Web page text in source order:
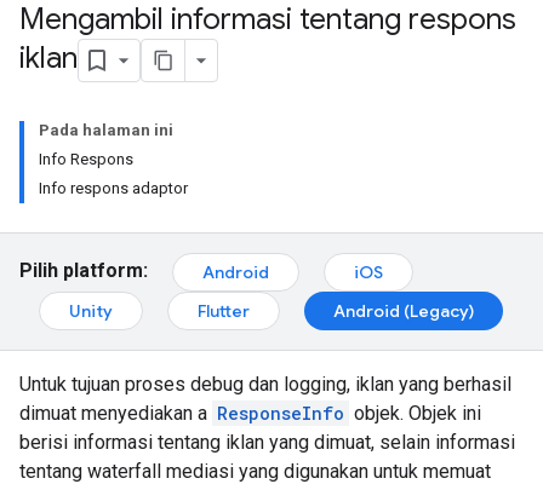
Mengambil informasi tentang respons
iklan
Pada halaman ini
Info Respons
Info respons adaptor
Pilih platform: Android
iOS
Unity
Flutter Android (Legacy)
Untuk tujuan proses debug dan logging, iklan yang berhasil
dimuat menyediakan a ResponseInfo objek. Objek ini
berisi informasi tentang iklan yang dimuat, selain informasi
tentang waterfall mediasi yang digunakan untuk memuat